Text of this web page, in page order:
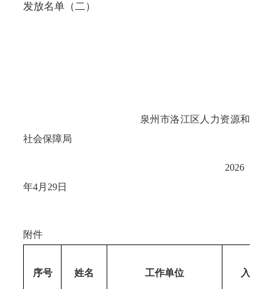
发放名单（二）
泉州市洛江区人力资源和
社会保障局
2026
年4月 29日
附件
序号 姓名 工作单位 入选